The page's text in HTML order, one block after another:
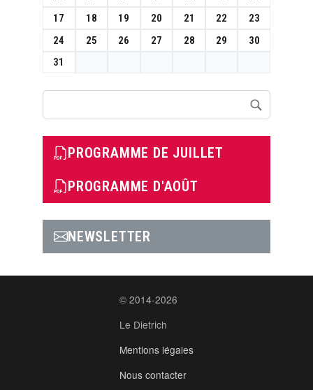
17
18 19 20 21 22
23
24
25 26 27 28 29
30
31
PROGRAMME DE JUILLET
PROGRAMME D'AOÛT
NEWSLETTER
© 2014-2026
Le Dietrich
Mentions légales
Nous contacter